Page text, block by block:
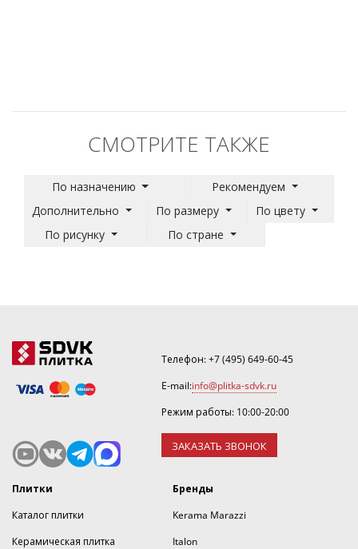
СМОТРИТЕ ТАКЖЕ
По назначению
Рекомендуем
Дополнительно
По размеру
По цвету
По рисунку
По стране
Телефон:+7 (495) 649-60-45
E-mail:info@plitka-sdvk.ru
Режим работы: 10:00-20:00
ЗАКАЗАТЬ ЗВОНОК
Плитки
Каталог плитки
Керамическая плитка
Бренды
Kerama Marazzi
Italon